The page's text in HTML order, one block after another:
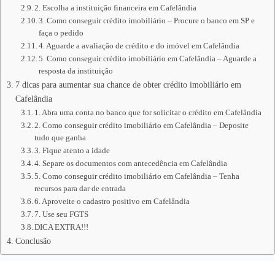
2. Escolha a instituição financeira em Cafelândia
3. Como conseguir crédito imobiliário – Procure o banco em SP e
faça o pedido
4. Aguarde a avaliação de crédito e do imóvel em Cafelândia
5. Como conseguir crédito imobiliário em Cafelândia – Aguarde a
resposta da instituição
7 dicas para aumentar sua chance de obter crédito imobiliário em
Cafelândia
1. Abra uma conta no banco que for solicitar o crédito em Cafelândia
2. Como conseguir crédito imobiliário em Cafelândia – Deposite
tudo que ganha
3. Fique atento a idade
4. Separe os documentos com antecedência em Cafelândia
5. Como conseguir crédito imobiliário em Cafelândia – Tenha
recursos para dar de entrada
6. Aproveite o cadastro positivo em Cafelândia
7. Use seu FGTS
DICA EXTRA!!!
Conclusão